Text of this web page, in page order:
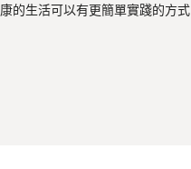
的生活可以有更簡單實踐的方式